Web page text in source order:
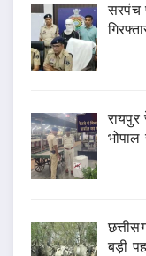
सरपंच
बड़ी